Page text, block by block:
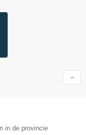
in de provincie